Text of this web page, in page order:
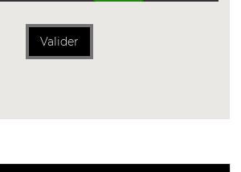
Valider